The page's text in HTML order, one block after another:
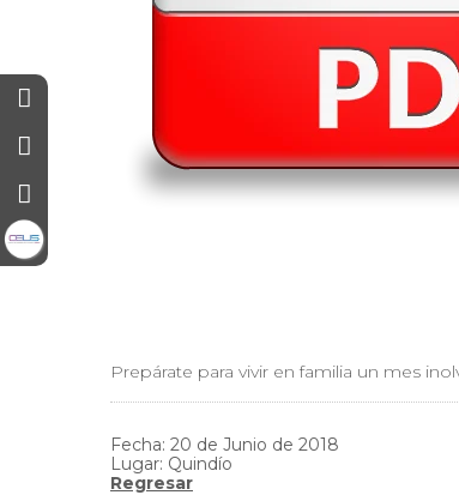
Prepárate para vivir en familia un mes
Fecha: 20 de Junio de 2018
Lugar: Quindío
Regresar